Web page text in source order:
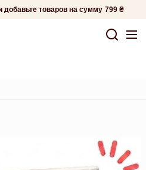
добавьте товаров на сумму 799 ₴